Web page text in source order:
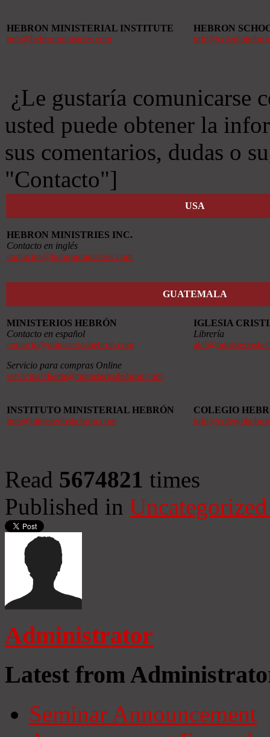
HEBRON MINISTERIAL INSTITUTE
imh@hebronministries.com
HEBRON
¿Le gustaría comunicarse
usted puede obtener la
sus comentarios, dudas o
"Contacto"]
USA
HEBRON MINISTRIES INC.
Contacto en inglés
contactus@hebronministries.com
GUATEMALA
MINISTERIOS HEBRÓN
Contacto en español
contacto@ministerioshebron.com
Servicio para compras Online
servicioalcliente@ministerioshebron.com
IGLESIA
Librería
INSTITUTO MINISTERIAL HEBRÓN
imh@ministerioshebron.com
COLEGIO
Read 5674821 times
Published in
Administrator
Latest from
Seminar Announcement